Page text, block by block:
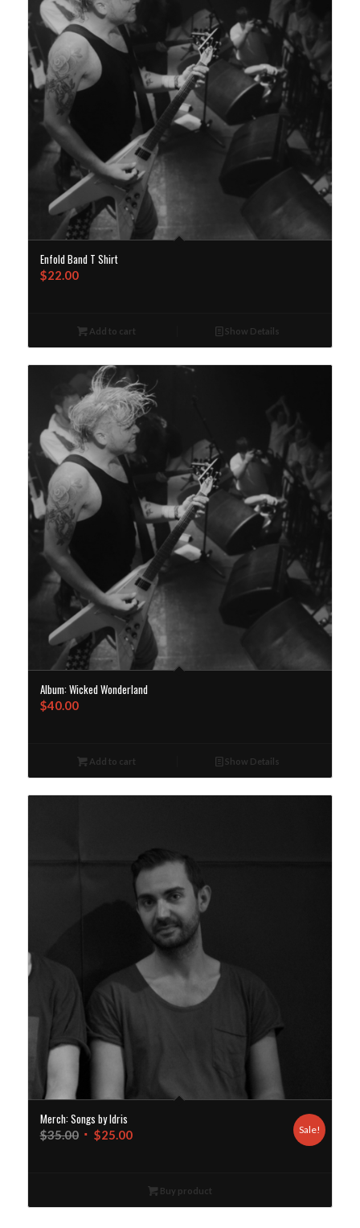
Enfold Band T Shirt
$22.00
Add to cart Show Details
Album: Wicked Wonderland
$40.00
Add to cart Show Details
Merch: Songs by Idris
$35.00 $25.00 Sale!
Buy product